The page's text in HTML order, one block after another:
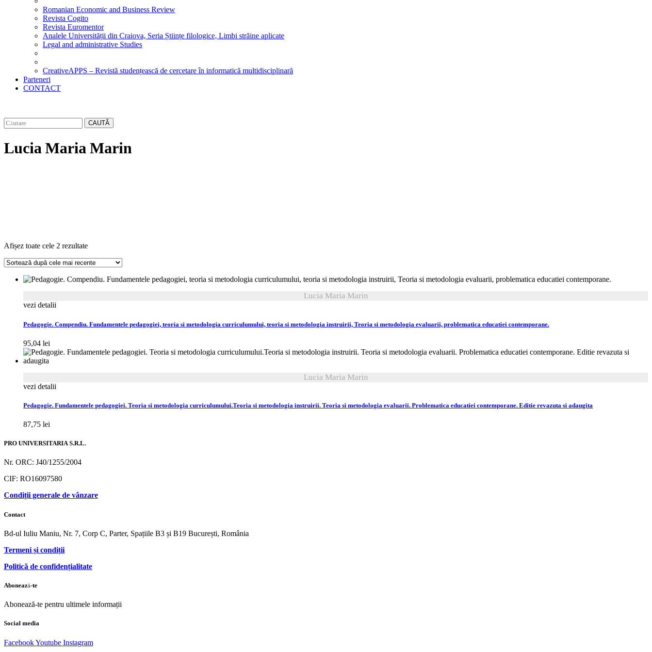
Romanian Economic and Business Review
Revista Cogito
Revista Euromentor
Analele Universității din Craiova, Seria Științe filologice, Limbi străine aplicate
Legal and administrative Studies
CreativeAPPS – Revistă studențească de cercetare în informatică multidisciplinară
Parteneri
CONTACT
CAUTĂ
Lucia Maria Marin
Afișez toate cele 2 rezultateSortat
cele
recente
Lucia Maria Marin
vezi detalii
Pedagogie. Compendiu. Fundamentele pedagogiei, teoria si metodologia curriculumului, teoria si metodologia instruirii, Teoria si metodologia evaluarii, problematica educatiei contemporane.
95,04 lei
Lucia Maria Marin
vezi detalii
Pedagogie. Fundamentele pedagogiei. Teoria si metodologia curriculumului.Teoria si metodologia instruirii. Teoria si metodologia evaluarii. Problematica educatiei contemporane. Editie revazuta si adaugita
87,75 lei
PRO UNIVERSITARIA S.R.L.
Nr. ORC: J40/1255/2004
CIF: RO16097580
Condiții generale de vânzare
Contact
Bd-ul Iuliu Maniu, Nr. 7, Corp C, Parter, Spațiile B3 și B19 București, România
Termeni și condiții
Politică de confidențialitate
Abonează-te
Abonează-te pentru ultimele informații
Social media
FacebookYoutube Instagram